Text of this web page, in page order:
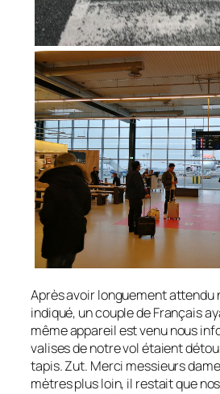
Après avoir longuement attendu
indiqué, un couple de Français
même appareil est venu nous
valises de notre vol étaient
tapis. Zut. Merci messieurs
mètres plus loin, il restait que